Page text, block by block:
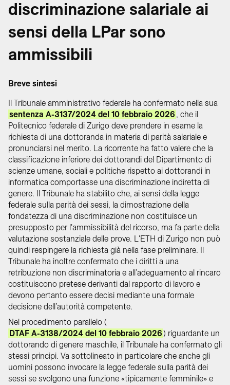
discriminazione salariale ai
sensi della LPar sono
ammissibili
Breve sintesi
Il Tribunale amministrativo federale ha confermato nella sua
sentenza A-3137/2024 del 10 febbraio 2026 , che il
Politecnico federale di Zurigo deve prendere in esame la
richiesta di una dottoranda in materia di parità salariale e
pronunciarsi nel merito. La ricorrente ha fatto valere che la
classificazione inferiore dei dottorandi del Dipartimento di
scienze umane, sociali e politiche rispetto ai dottorandi in
informatica comportasse una discriminazione indiretta di
genere. Il Tribunale ha stabilito che, ai sensi della legge
federale sulla parità dei sessi, la dimostrazione della
fondatezza di una discriminazione non costituisce un
presupposto per l'ammissibilità del ricorso, ma fa parte della
valutazione sostanziale delle prove. L'ETH di Zurigo non può
quindi respingere la richiesta già nella fase preliminare. Il
Tribunale ha inoltre confermato che i diritti a una
retribuzione non discriminatoria e all’adeguamento al rincaro
costituiscono pretese derivanti dal rapporto di lavoro e
devono pertanto essere decisi mediante una formale
decisione dell’autorità competente.
Nel procedimento parallelo (
DTAF A-3138/2024 del 10 febbraio 2026) riguardante un
dottorando di genere maschile, il Tribunale ha confermato gli
stessi principi. Va sottolineato in particolare che anche gli
uomini possono invocare la legge federale sulla parità dei
sessi se svolgono una funzione «tipicamente femminile» e